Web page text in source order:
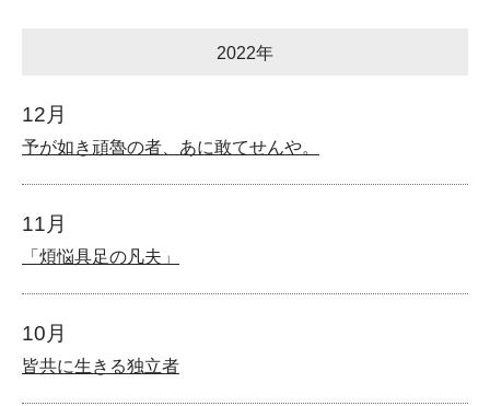
2022年
12月
予が如き頑魯の者、あに敢てせんや。
11月
「煩悩具足の凡夫」
10月
皆共に生きる独立者